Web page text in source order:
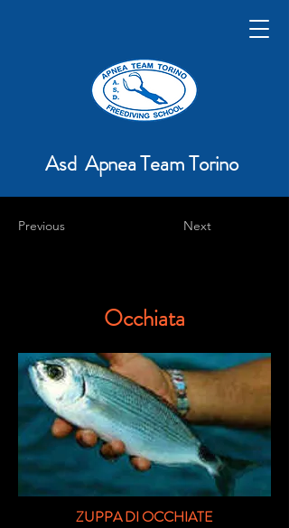
Asd Apnea Team Torino
Previous Next
Occhiata
ZUPPA DI OCCHIATE